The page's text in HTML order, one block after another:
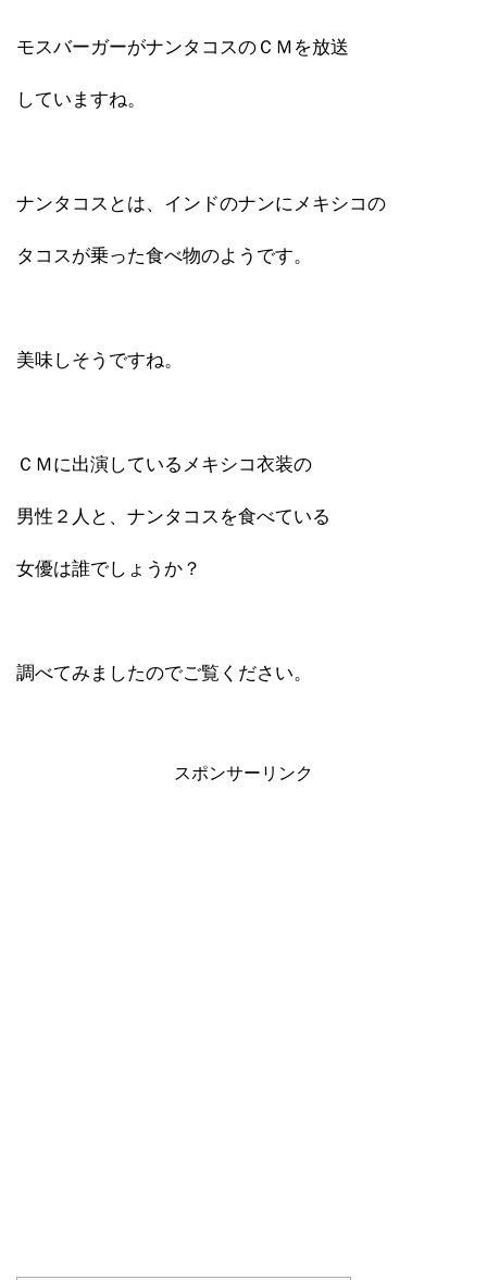
モスバーガーがナンタコスのＣＭを放送
していますね。
ナンタコスとは、インドのナンにメキシコの
タコスが乗った食べ物のようです。
美味しそうですね。
ＣＭに出演しているメキシコ衣装の
男性２人と、ナンタコスを食べている
女優は誰でしょうか？
調べてみましたのでご覧ください。
スポンサーリンク